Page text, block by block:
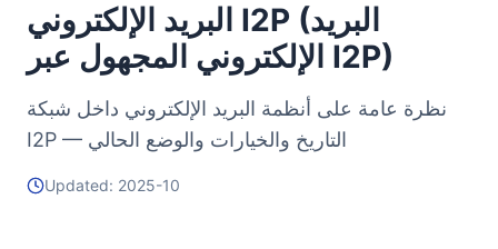
البريد الإلكتروني I2P (البريد
الإلكتروني المجهول عبر I2P)
نظرة عامة على أنظمة البريد الإلكتروني داخل شبكة
I2P — التاريخ والخيارات والوضع الحالي
Updated: 2025-10